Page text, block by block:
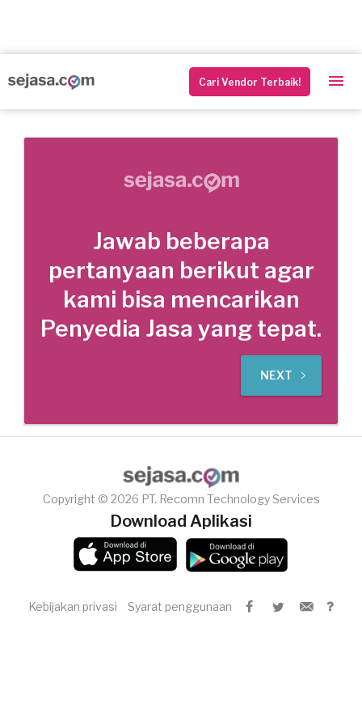
Cari Vendor Terbaik!
Jawab beberapa
pertanyaan berikut agar
kami bisa mencarikan
Penyedia Jasa yang tepat.
NEXT
Copyright © 2026 PT. Recomn Technology Services
Download Aplikasi
Kebijakan privasi Syarat penggunaan